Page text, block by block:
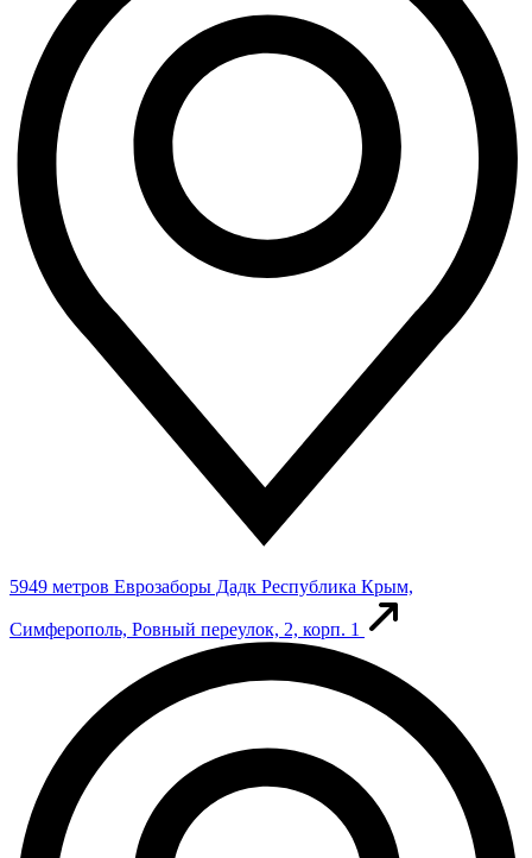
5949 метров Еврозаборы Дадк Республика Крым,
Симферополь, Ровный переулок, 2, корп. 1